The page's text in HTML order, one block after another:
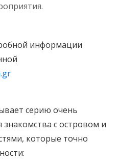
информации
серию очень
с островом и
которые точно